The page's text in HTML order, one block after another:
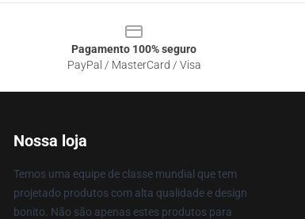
Pagamento 100% seguro
PayPal / MasterCard / Visa
Nossa loja
Temos uma equipe de classe mundial que tem
projetado produtos com alta qualidade e design
bonito. Não são apenas estes produtos para